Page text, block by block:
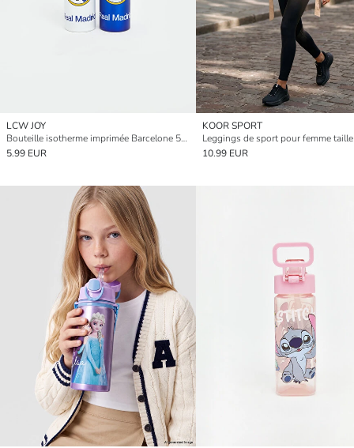
LCW JOY
Bouteille isotherme imprimée Barcelone 500 ml
5.99 EUR
KOOR SPORT
Leggings de sport pour femme
10.99 EUR